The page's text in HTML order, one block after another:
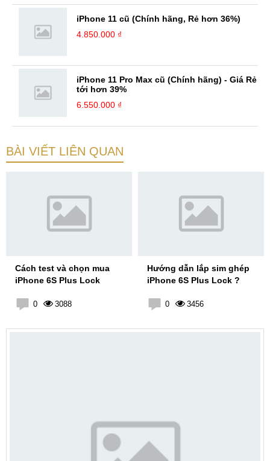
iPhone 11 cũ (Chính hãng, Rẻ hơn 36%)
4.850.000 ₫
iPhone 11 Pro Max cũ (Chính hãng) - Giá Rẻ
tới hơn 39%
6.550.000 ₫
BÀI VIẾT LIÊN QUAN
Cách test và chọn mua
iPhone 6S Plus Lock
0 3088
Hướng dẫn lắp sim ghép
iPhone 6S Plus Lock ?
0 3456